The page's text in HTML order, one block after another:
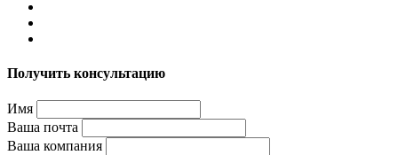
Получить консультацию
Имя
Ваша почта
Ваша компания